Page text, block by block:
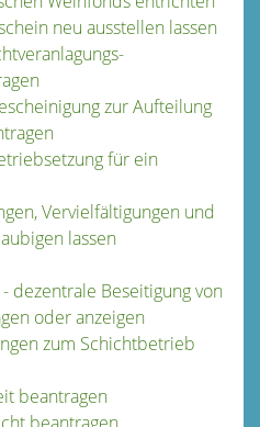
neu ausstellen lassen
zur Aufteilung
für ein
Vervielfältigungen und
lassen
dezentrale Beseitigung von
oder anzeigen
zum Schichtbetrieb
beantragen